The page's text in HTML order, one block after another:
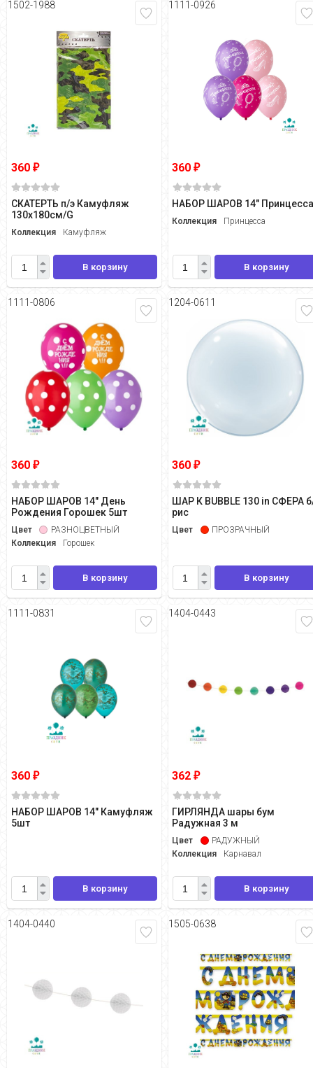
1502-1988
360 ₽
СКАТЕРТЬ п/э Камуфляж
130х180см/G
Коллекция Камуфляж
В корзину
1111-0926
360₽
НАБОР ШАРОВ 14"
Коллекция Принцесса
В корзину
1111-0806
360 ₽
НАБОР ШАРОВ 14" День
Рождения Горошек 5шт
Цвет
РАЗНОЦВЕТНЫЙ
Коллекция
Горошек
В корзину
1204-0611
360₽
ШАР К BUBBLE 130 in СФЕРА
рис
Цвет ПРОЗРАЧНЫЙ
В корзину
1111-0831
360 ₽
НАБОР ШАРОВ 14" Камуфляж
5шт
В корзину
1404-0443
362₽
ГИРЛЯНДА шары бум
Радужная 3 м
Цвет
РАДУЖНЫЙ
Коллекция
Карнавал
В корзину
1404-0440 1505-0638